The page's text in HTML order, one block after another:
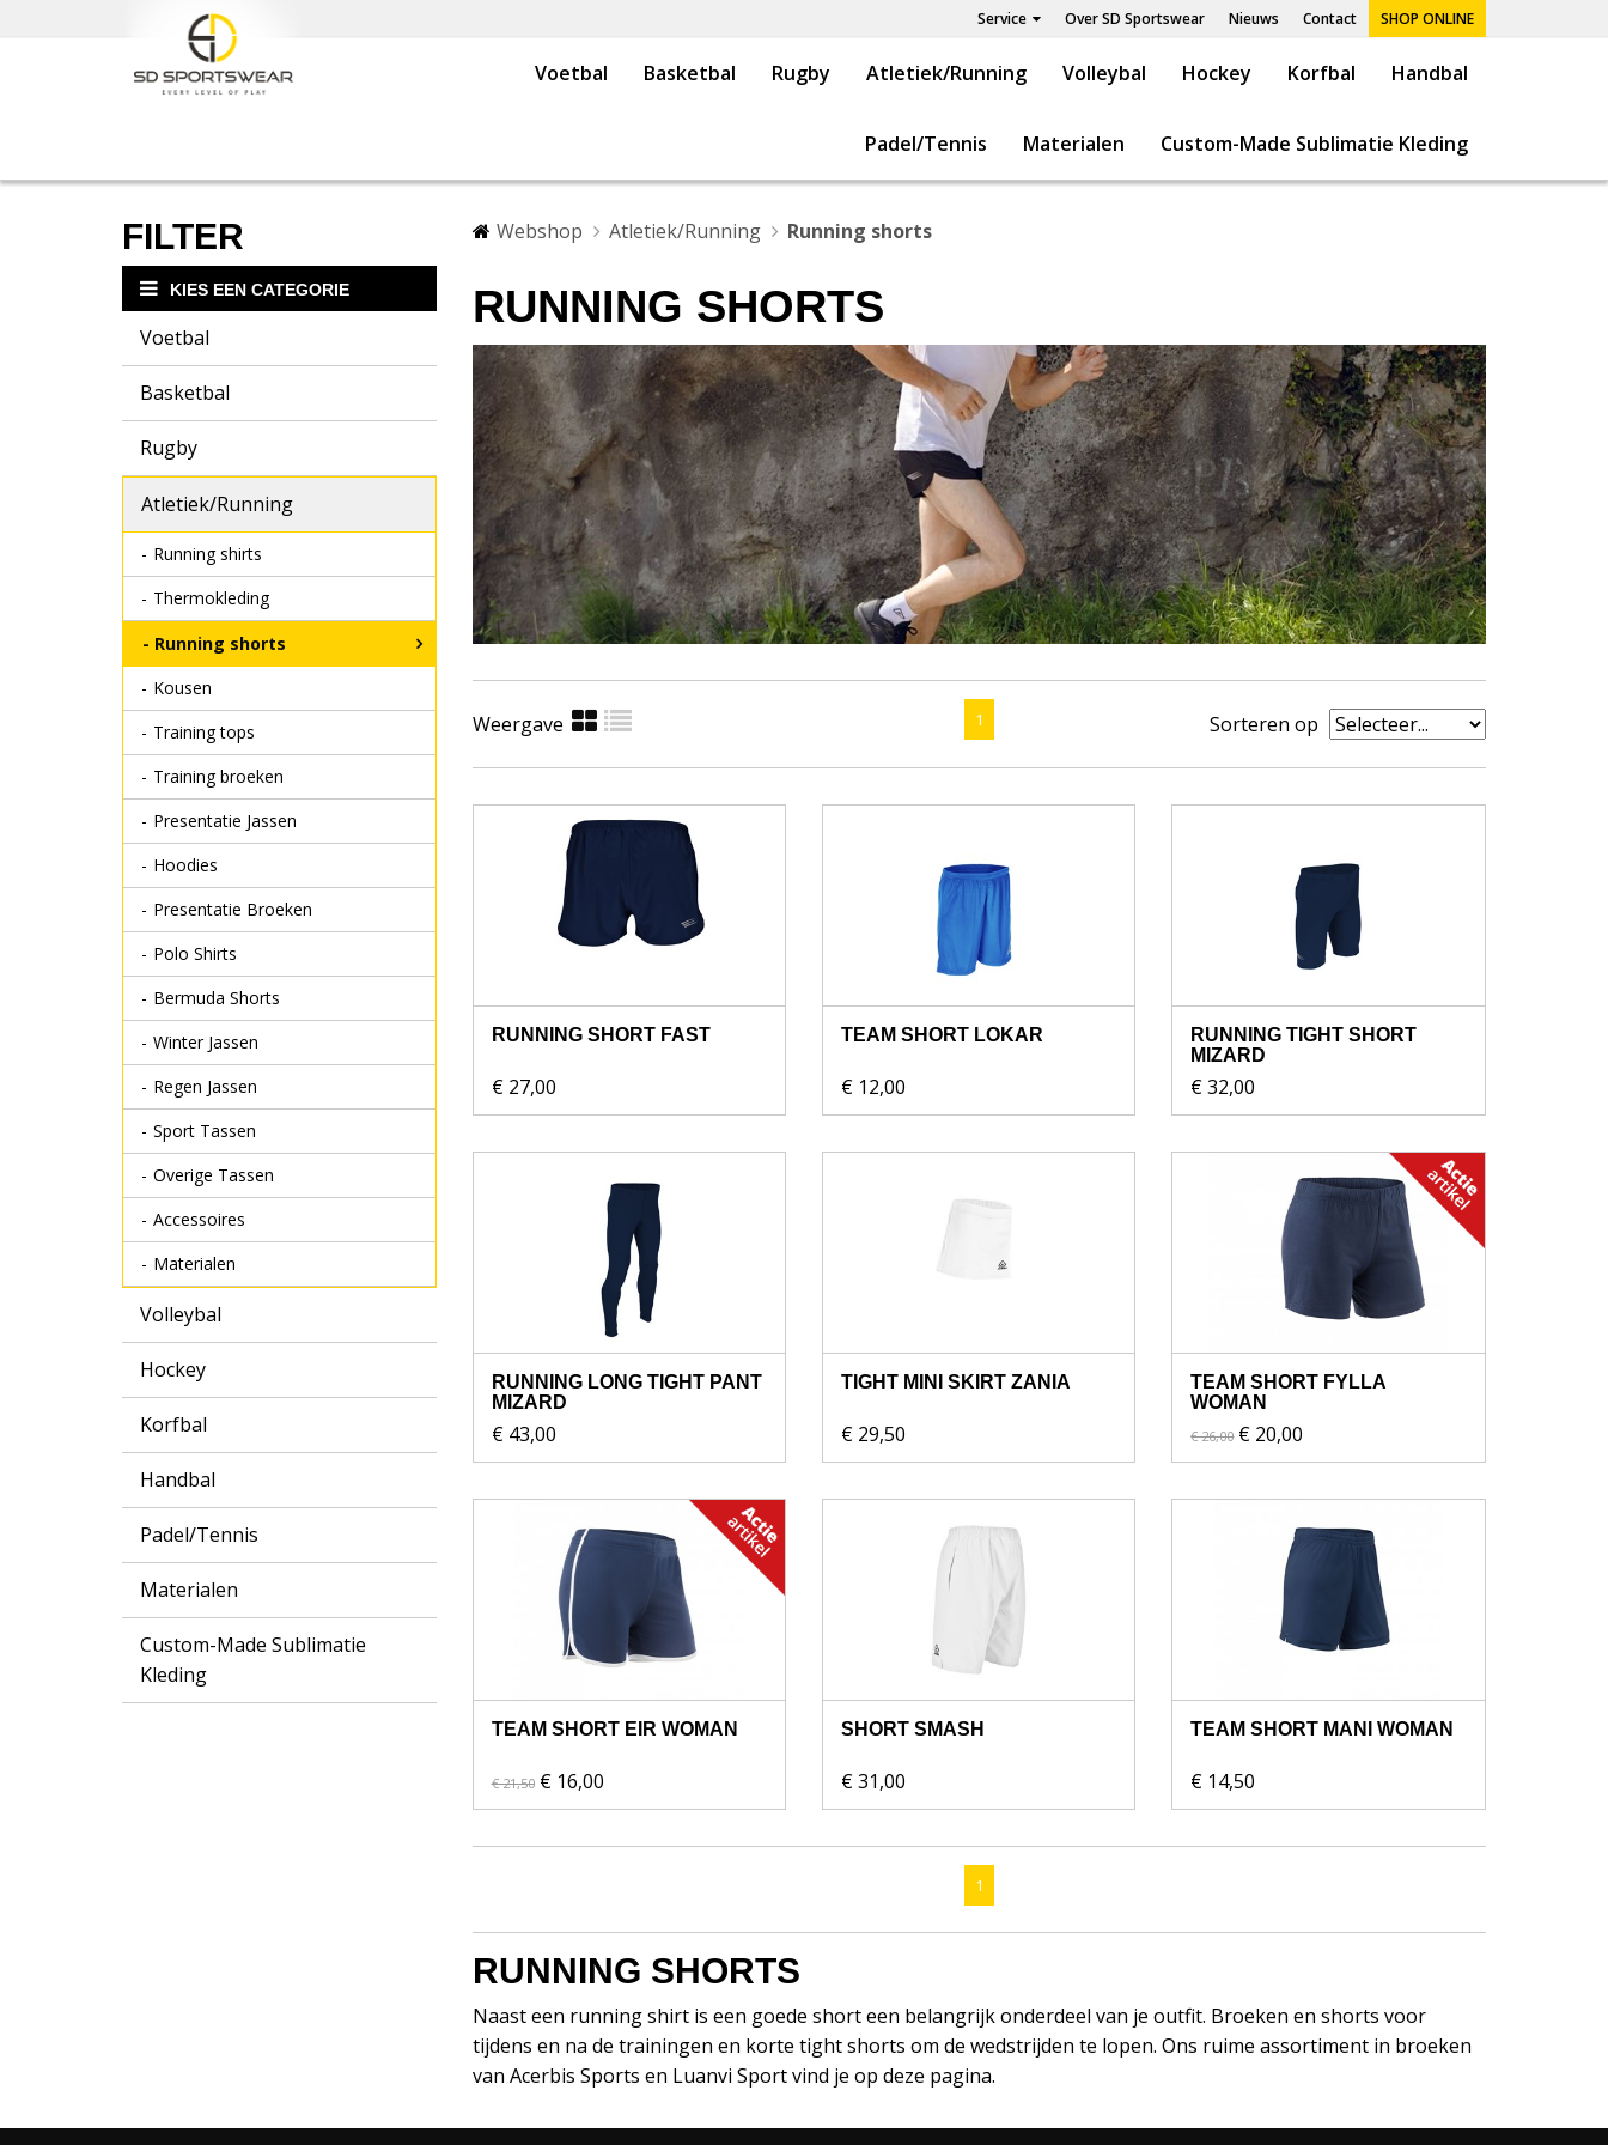
Service Over SD Sportswear Nieuws Contact SHOP ONLINE
Voetbal Basketbal Rugby Atletiek/Running Volleybal Hockey Korfbal Handbal
Padel/Tennis Materialen Custom-Made Sublimatie Kleding
FILTER
KIES EEN CATEGORIE
Voetbal
Basketbal
Rugby
Atletiek/Running
Running shirts
Thermokleding
Running shorts
Kousen
Training tops
Training broeken
Presentatie Jassen
Hoodies
Presentatie Broeken
Polo Shirts
Bermuda Shorts
Winter Jassen
Regen Jassen
Sport Tassen
Overige Tassen
Accessoires
Materialen
Volleybal
Hockey
Korfbal
Handbal
Padel/Tennis
Materialen
Custom-Made Sublimatie
Kleding
Webshop Atletiek/Running Running shorts
RUNNING SHORTS
Weergave Sorteren op
1
RUNNING SHORT FAST
€ 27,00
TEAM SHORT LOKAR
€ 12,00
RUNNING TIGHT SHORT
MIZARD
€ 32,00
RUNNING LONG TIGHT PANT
MIZARD
€ 43,00
TIGHT MINI SKIRT ZANIA
€ 29,50
TEAM SHORT FYLLA
WOMAN
€ 26,00€ 20,00
TEAM SHORT EIR WOMAN
€ 21,50€ 16,00
SHORT SMASH
€ 31,00
TEAM SHORT MANI WOMAN
€ 14,50
1
RUNNING SHORTS
Naast een running shirt is een goede short een belangrijk onderdeel van je outfit. Broeken en shorts voor
tijdens en na de trainingen en korte tight shorts om de wedstrijden te lopen. Ons ruime assortiment in broeken
van Acerbis Sports en Luanvi Sport vind je op deze pagina.